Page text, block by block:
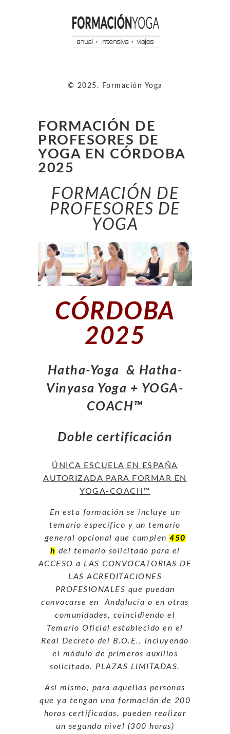
© 2025. Formación Yoga
FORMACIÓN DE
PROFESORES DE
YOGA EN CÓRDOBA
2025
FORMACIÓN DE
PROFESORES DE
YOGA
CÓRDOBA
2025
Hatha-Yoga & Hatha-
Vinyasa Yoga + YOGA-
COACH™
Doble certificación
ÚNICA ESCUELA EN ESPAÑA
AUTORIZADA PARA FORMAR EN
YOGA-COACH™
En esta formación se incluye un
temario específico y un temario
general opcional que cumplen 450
h del temario solicitado para el
ACCESO a LAS CONVOCATORIAS DE
LAS ACREDITACIONES
PROFESIONALES que puedan
convocarse en Andalucía o en otras
comunidades, coincidiendo el
Temario Oficial establecido en el
Real Decreto del B.O.E., incluyendo
el módulo de primeros auxilios
solicitado. PLAZAS LIMITADAS.
Así mismo, para aquellas personas
que ya tengan una formación de 200
horas certificadas, pueden realizar
un segundo nivel (300 horas)